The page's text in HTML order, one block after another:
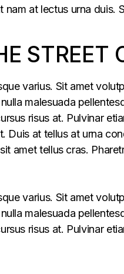
nam at lectus urna duis.
STREET
varius. Sit amet
malesuada
risus at. Pulvinar
Duis at tellus at urna
amet tellus cras.
varius. Sit amet
malesuada
risus at. Pulvinar